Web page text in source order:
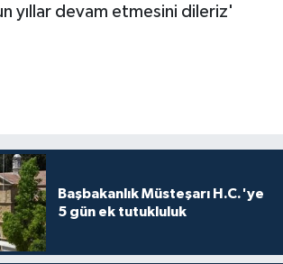
yıllar devam etmesini dileriz'
Başbakanlık Müsteşarı H.C.'ye
5 gün ek tutukluluk